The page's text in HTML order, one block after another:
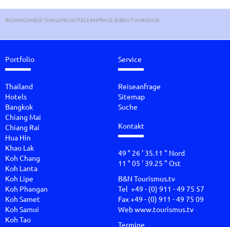
BILDNACHWEIS: THAILAND HOTELS ANFRAGE © B&N TOURISMUS
Portfolio
Thailand
Hotels
Bangkok
Chiang Mai
Chiang Rai
Hua Hin
Khao Lak
Koh Chang
Koh Lanta
Koh Lipe
Koh Phangan
Koh Samet
Koh Samui
Koh Tao
Service
Reiseanfrage
Sitemap
Suche
Kontakt
49 ° 26 ' 35.11 " Nord
11 ° 05 ' 39.25 " Ost
B&N Tourismus.tv
Tel +49 - (0) 911 - 49 75 57
Fax +49 - (0) 911 - 49 75 09
Webwww.tourismus.tv
Termine